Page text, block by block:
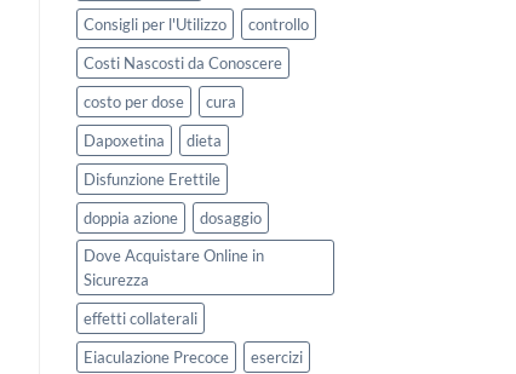
Consigli per l'Utilizzo
controllo
Costi Nascosti da Conoscere
costo per dose
cura
Dapoxetina
dieta
Disfunzione Erettile
doppia azione
dosaggio
Dove Acquistare Online in
Sicurezza
effetti collaterali
Eiaculazione Precoce
esercizi